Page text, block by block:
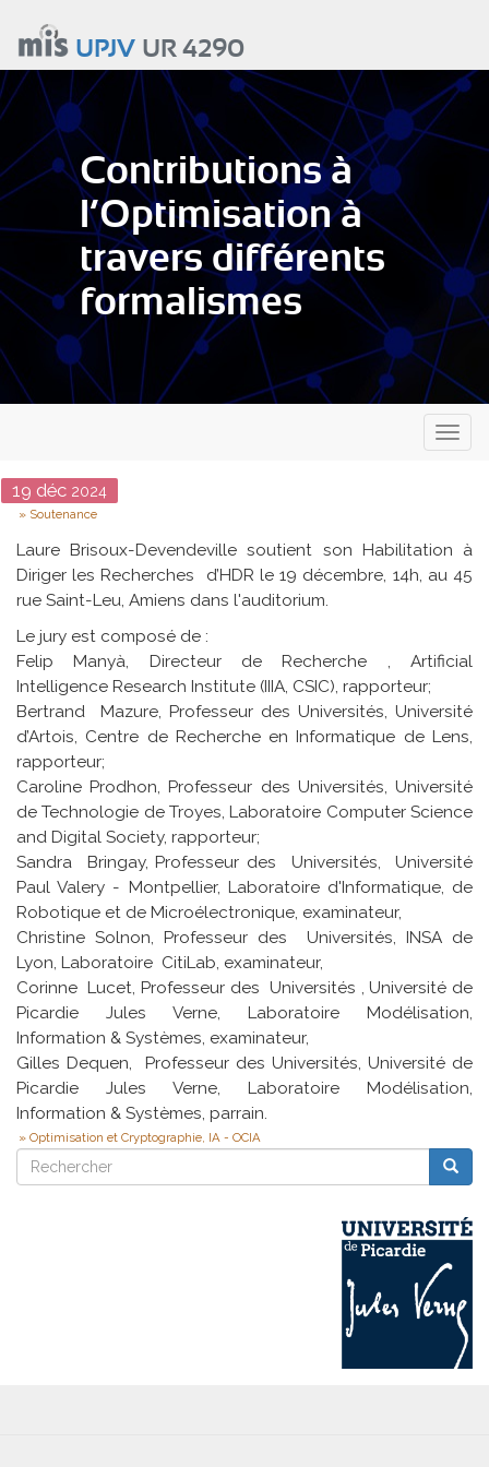
contenu
principal
UPJVUR 4290
Contributions à
l’Optimisation à
travers différents
formalismes
Date
19 déc 2024
Type
Soutenance
Laure Brisoux-Devendeville soutient son Habilitation à
Diriger les Recherches d’HDR le 19 décembre, 14h, au 45
rue Saint-Leu, Amiens dans l'auditorium.
Le jury est composé de :
Felip Manyà, Directeur de Recherche , Artificial
Intelligence Research Institute (IIIA, CSIC), rapporteur;
Bertrand Mazure, Professeur des Universités, Université
d’Artois, Centre de Recherche en Informatique de Lens,
rapporteur;
Caroline Prodhon, Professeur des Universités, Université
de Technologie de Troyes, Laboratoire Computer Science
and Digital Society, rapporteur;
Sandra Bringay, Professeur des Universités, Université
Paul Valery - Montpellier, Laboratoire d'Informatique, de
Robotique et de Microélectronique, examinateur,
Christine Solnon, Professeur des Universités, INSA de
Lyon, Laboratoire CitiLab, examinateur,
Corinne Lucet, Professeur des Universités , Université de
Picardie Jules Verne, Laboratoire Modélisation,
Information & Systèmes, examinateur,
Gilles Dequen, Professeur des Universités, Université de
Picardie Jules Verne, Laboratoire Modélisation,
Information & Systèmes, parrain.
Optimisation et Cryptographie, IA - OCIA
Rechercher
Rechercher